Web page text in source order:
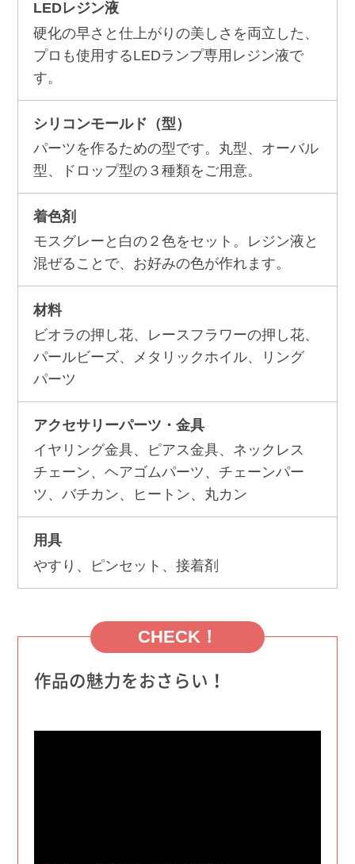
LEDレジン液
硬化の早さと仕上がりの美しさを両立した、
プロも使用するLEDランプ専用レジン液で
す。
シリコンモールド（型）
パーツを作るための型です。丸型、オーバル
型、ドロップ型の３種類をご用意。
着色剤
モスグレーと白の２色をセット。レジン液と
混ぜることで、お好みの色が作れます。
材料
ビオラの押し花、レースフラワーの押し花、
パールビーズ、メタリックホイル、リング
パーツ
アクセサリーパーツ・金具
イヤリング金具、ピアス金具、ネックレス
チェーン、ヘアゴムパーツ、チェーンパー
ツ、バチカン、ヒートン、丸カン
用具
やすり、ピンセット、接着剤
CHECK！
作品の魅力をおさらい！